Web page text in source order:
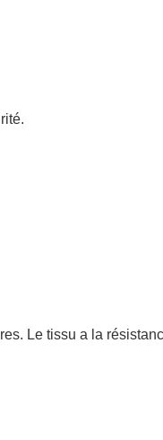
Le tissu a la